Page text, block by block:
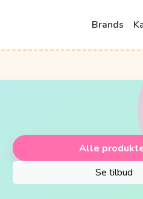
Brands
Alle
Se tilbud